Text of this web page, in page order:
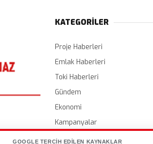
KATEGORİLER
Proje Haberleri
Emlak Haberleri
Toki Haberleri
Gündem
Ekonomi
Kampanyalar
İhaleler
GOOGLE TERCIH EDILEN KAYNAKLAR